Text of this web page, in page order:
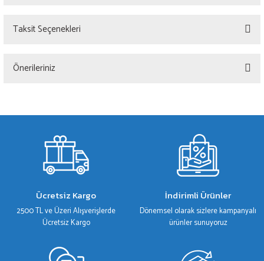
Taksit Seçenekleri
Önerileriniz
gördüğünüz noktaları öneri formunu kullanarak tarafımıza iletebilirsiniz.
Ürün resmi kalitesiz, bozuk veya görüntülenemiyor.
Ürün açıklamasında eksik bilgiler bulunuyor.
Ürün fiyatı diğer sitelerden daha pahalı.
Bu ürüne benzer farklı alternatifler olmalı.
Ücretsiz Kargo
2500 TL ve Üzeri Alışverişlerde
Ücretsiz Kargo
İndirimli Ürünler
Dönemsel olarak sizlere kampanyalı
ürünler sunuyoruz